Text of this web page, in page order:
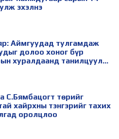
эхэлнэ
Аймгуудад тулгамдаж
долоо хоног бүр
хуралдаанд танилцуулж,
С.Бямбацогт төрийг
хайрхны тэнгэрийг тахих
оролцлоо